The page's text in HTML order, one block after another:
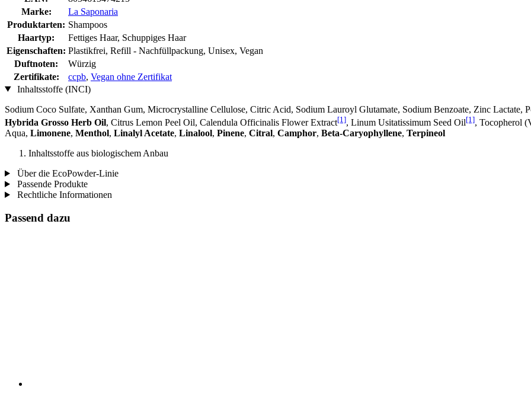
Marke:
La Saponaria
Produktarten: Shampoos
Haartyp:
Fettiges Haar, Schuppiges Haar
Eigenschaften: Plastikfrei, Refill - Nachfüllpackung, Unisex, Vegan
Duftnoten:
Würzig
Zertifikate:
ccpb, Vegan ohne Zertifikat
Inhaltsstoffe (INCI)
Sodium Coco­ Sulfate, Xanthan Gum, Microcrystalline Cellulose, Citric Acid, Sodium Lauroyl Glutamate, Sodium Benzoate, Zinc Lactate,
Hybrida Grosso Herb Oil, Citrus Lemon Peel Oil, Calendula Officinalis Flower Extract[1], Linum Usitatissimum Seed Oil[1], Tocopherol
Aqua, Limonene, Menthol, Linalyl Acetate, Linalool, Pinene, Citral, Camphor, Beta-Caryophyllene, Terpineol
Inhaltsstoffe aus biologischem Anbau
Über die EcoPowder-Linie
Passende Produkte
Rechtliche Informationen
Passend dazu